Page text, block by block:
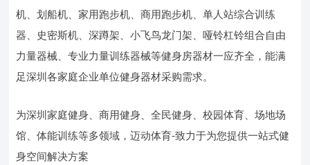
机、划船机、家用跑步机、商用跑步机、单人站综合训练
器、史密斯机、深蹲架、小飞鸟龙门架、哑铃杠铃组合自由
力量器械、专业力量训练器械等健身房器材一应齐全，能满
足深圳各家庭企业单位健身器材采购需求。
为深圳家庭健身、商用健身、全民健身、校园体育、场地场
馆、体能训练等多领域，迈动体育-致力于为您提供一站式健
身空间解决方案